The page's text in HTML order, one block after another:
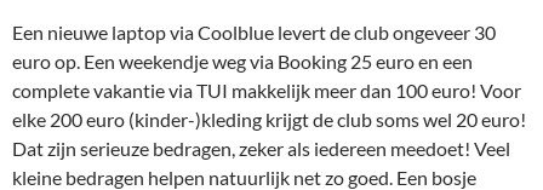
Een nieuwe laptop via Coolblue levert de club ongeveer 30
euro op. Een weekendje weg via Booking 25 euro en een
complete vakantie via TUI makkelijk meer dan 100 euro! Voor
elke 200 euro (kinder-)kleding krijgt de club soms wel 20 euro!
Dat zijn serieuze bedragen, zeker als iedereen meedoet! Veel
kleine bedragen helpen natuurlijk net zo goed. Een bosje